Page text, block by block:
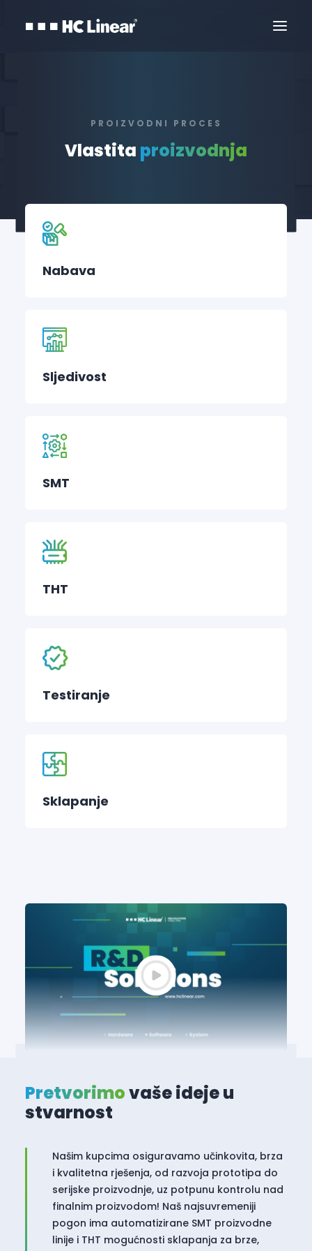
PROIZVODNI PROCES
Vlastita proizvodnja
Nabava
Sljedivost
SMT
THT
Testiranje
Sklapanje
Pretvorimovaše ideje u
stvarnost
Našim kupcima osiguravamo učinkovita, brza
i kvalitetna rješenja, od razvoja prototipa do
serijske proizvodnje, uz potpunu kontrolu nad
finalnim proizvodom! Naš najsuvremeniji
pogon ima automatizirane SMT proizvodne
linije i THT mogućnosti sklapanja za brze,